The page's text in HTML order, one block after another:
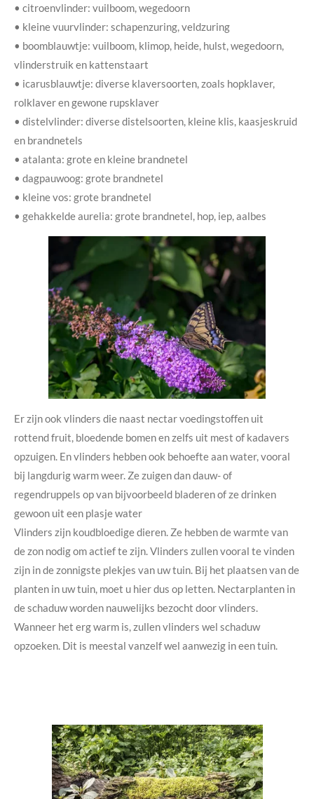
• citroenvlinder: vuilboom, wegedoorn
• kleine vuurvlinder: schapenzuring, veldzuring
• boomblauwtje: vuilboom, klimop, heide, hulst, wegedoorn,
vlinderstruik en kattenstaart
• icarusblauwtje: diverse klaversoorten, zoals hopklaver,
rolklaver en gewone rupsklaver
• distelvlinder: diverse distelsoorten, kleine klis, kaasjeskruid
en brandnetels
• atalanta: grote en kleine brandnetel
• dagpauwoog: grote brandnetel
• kleine vos: grote brandnetel
• gehakkelde aurelia: grote brandnetel, hop, iep, aalbes
Er zijn ook vlinders die naast nectar voedingstoffen uit
rottend fruit, bloedende bomen en zelfs uit mest of kadavers
opzuigen. En vlinders hebben ook behoefte aan water, vooral
bij langdurig warm weer. Ze zuigen dan dauw- of
regendruppels op van bijvoorbeeld bladeren of ze drinken
gewoon uit een plasje water
Vlinders zijn koudbloedige dieren. Ze hebben de warmte van
de zon nodig om actief te zijn. Vlinders zullen vooral te vinden
zijn in de zonnigste plekjes van uw tuin. Bij het plaatsen van de
planten in uw tuin, moet u hier dus op letten. Nectarplanten in
de schaduw worden nauwelijks bezocht door vlinders.
Wanneer het erg warm is, zullen vlinders wel schaduw
opzoeken. Dit is meestal vanzelf wel aanwezig in een tuin.